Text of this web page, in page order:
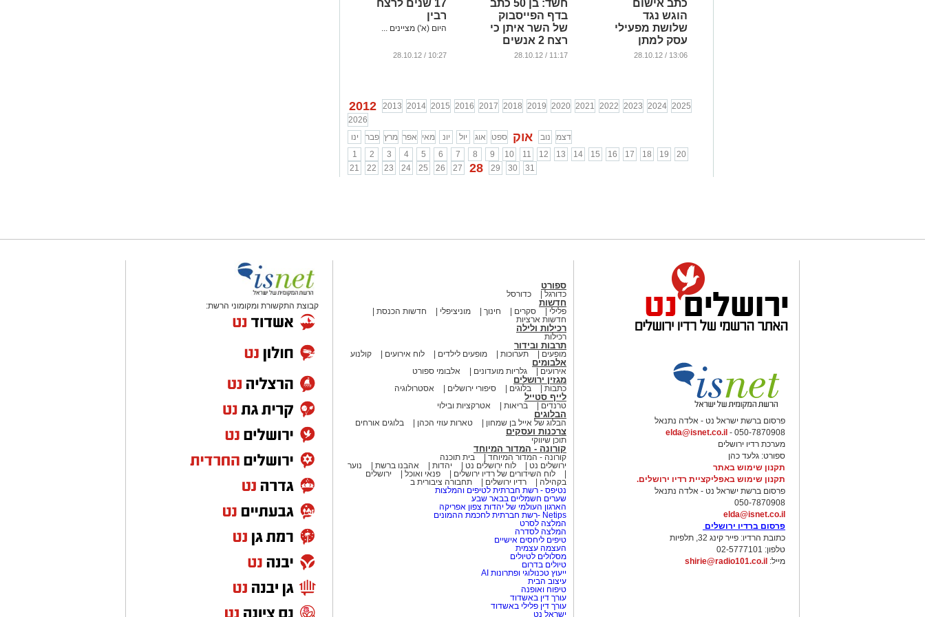
כתב אישום
הוגש נגד
שלושת מפעילי
עסק למתן
שירותי מין
13:06 / 28.10.12
חשד: בן 50 כתב
בדף הפייסבוק
של השר איתן כי
רצח 2 אנשים
...
11:17 / 28.10.12
17 שנים לרצח
רבין
היום (א') מציינים ...
10:27 / 28.10.12
2012 2013 2014 2015 2016 2017 2018 2019 2020 2021 2022 2023 2024 2025
2026
ינו
פבר מרץ אפר מאי יונ יול אוג ספט אוק נוב
דצמ
1
2 3 4 5 6 7 8 9 10 11 12 13 14 15 16 17 18 19
20
21
22 23 24 25 26 27 28 29 30 31
פרסום ברשת ישראל נט - אלדה נתנאל
050-7870908 -
elda@isnet.co.il
מערכת רדיו ירושלים
ספורט: גלעד כהן
תקנון שימוש באתר
תקנון שימוש באפליקציית רדיו ירושלים.
פרסום ברשת ישראל נט - אלדה נתנאל
050-7870908
elda@isnet.co.il
פרסום ברדיו ירושלים
כתובת הרדיו: פייר קינג 32, תלפיות
טלפון: 02-5777101
מייל: shirie@radio101.co.il
ספורט
כדורגל כדורסל
חדשות
פלילי סקרים חינוך מוניציפלי
חדשות הכנסת
חדשות ארציות
רכילות ולילה
רכילות
תרבות ובידור
מופעים תערוכות מופעים לילדים לוח אירועים קולנוע
אלבומים
אירועים גלריות מועדונים אלבומי ספורט
מגזין ירושלים
כתבות בלוגים סיפורי ירושלים אסטרולוגיה
לייף סטייל
טרנדים בריאות אטרקציות ובילוי
הבלוגים
הבלוג של אייל בן שמחון טארות עוזי הכהן בלוגים אורחים
צרכנות ועסקים
תוכן שיווקי
קורונה - המדור המיוחד
קורונה - המדור המיוחד
בית תוכנה
ירושלים נט
לוח ירושלים נט יהדות אהבנו ברשת
נוער
לוח השידורים של רדיו ירושלים
פנאי ואוכל
ירושלים
בקהילה
רדיו ירושלים
תחבורה ציבורית ב
נטיפס - רשת חברתית לטיפים והמלצות
שערים חשמליים בבאר שבע
הארגון העולמי של יהדות צפון אפריקה
Netips -רשת חברתית לחכמת ההמונים
המלצה לסרט
המלצה לסדרה
טיפים ליחסים אישיים
העצמה עצמית
מסלולים לטיולים
טיולים בדרום
ייעוץ טכנולוגי ופתרונות AI
עיצוב הבית
טיפוח ואופנה
עורך דין באשדוד
עורך דין פלילי באשדוד
ישראל נט
קבוצת התקשורת ומקומוני הרשת: